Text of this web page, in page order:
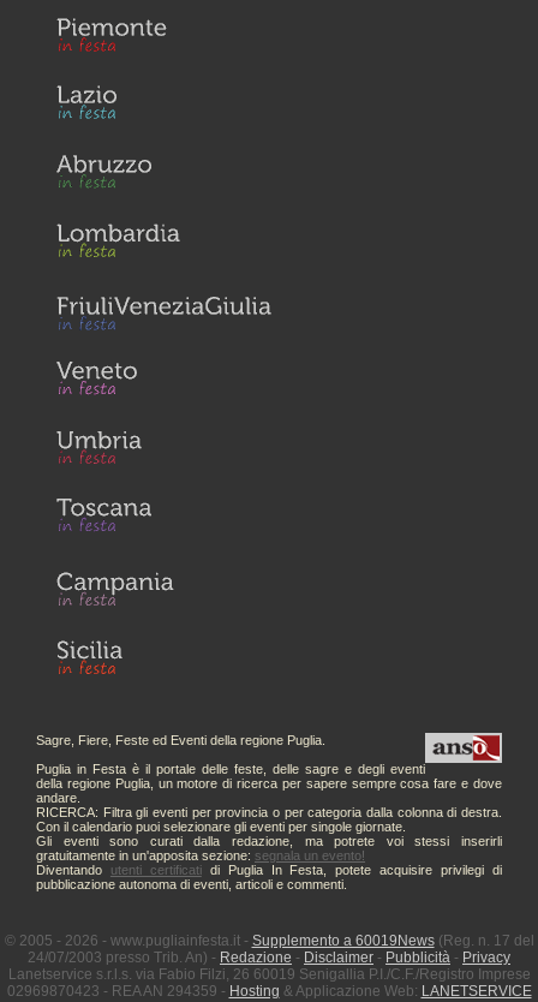
Sagre, Fiere, Feste ed Eventi della regione Puglia.
Puglia in Festa è il portale delle feste, delle sagre e degli eventi
della regione Puglia, un motore di ricerca per sapere sempre cosa fare e dove
andare.
RICERCA: Filtra gli eventi per provincia o per categoria dalla colonna di destra.
Con il calendario puoi selezionare gli eventi per singole giornate.
Gli eventi sono curati dalla redazione, ma potrete voi stessi inserirli
gratuitamente in un'apposita sezione: segnala un evento!
Diventando utenti certificatidi Puglia In Festa, potete acquisire privilegi di
pubblicazione autonoma di eventi, articoli e commenti.
© 2005 - 2026 - www.pugliainfesta.it - Supplemento a 60019News(Reg. n. 17 del
24/07/2003 presso Trib. An) - Redazione - Disclaimer - Pubblicità - Privacy
Lanetservice s.r.l.s. via Fabio Filzi, 26 60019 Senigallia P.I./C.F./Registro Imprese
02969870423 - REA AN 294359 - Hosting & Applicazione Web: LANETSERVICE